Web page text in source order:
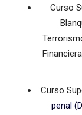
Curso
Curso
penal